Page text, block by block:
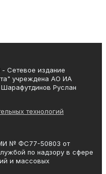
- Сетевое издание
учреждена АО ИА
Руслан
технологий
№ ФС77-50803 от
по надзору в сфере
и массовых